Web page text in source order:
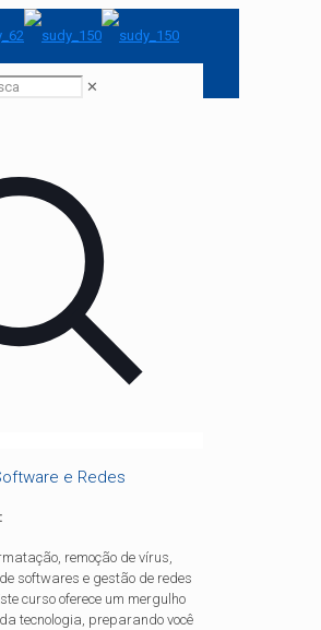
✕
e Redes
remoção de vírus,
softwares e gestão de redes
curso oferece um mergulho
tecnologia, preparando você